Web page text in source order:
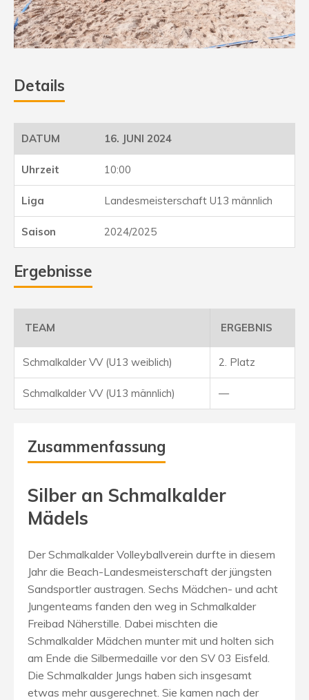
Details
16. JUNI 2024
10:00
Landesmeisterschaft U13 männlich
2024/2025
Ergebnisse
TEAM ERGEBNIS
Schmalkalder VV (U13 weiblich) 2. Platz
Schmalkalder VV (U13 männlich) —
Zusammenfassung
Silber an Schmalkalder
Mädels
Der Schmalkalder Volleyballverein durfte in diesem
Jahr die Beach-Landesmeisterschaft der jüngsten
Sandsportler austragen. Sechs Mädchen- und acht
Jungenteams fanden den weg in Schmalkalder
Freibad Näherstille. Dabei mischten die
Schmalkalder Mädchen munter mit und holten sich
am Ende die Silbermedaille vor den SV 03 Eisfeld.
Die Schmalkalder Jungs haben sich insgesamt
etwas mehr ausgerechnet. Sie kamen nach der